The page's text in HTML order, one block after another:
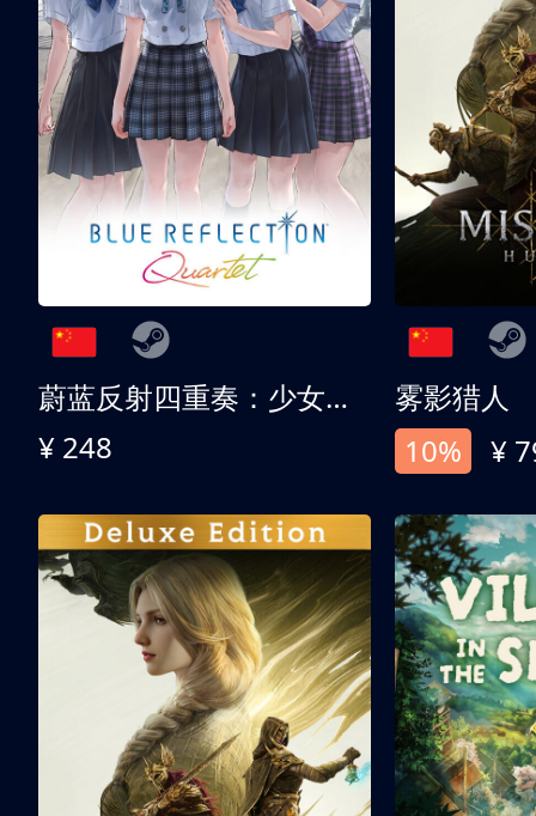
蔚蓝反射四重奏：少女们的奇迹
¥ 248
雾影猎人
10%
¥